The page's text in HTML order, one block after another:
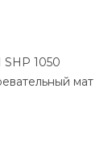
SHP 1050
мат